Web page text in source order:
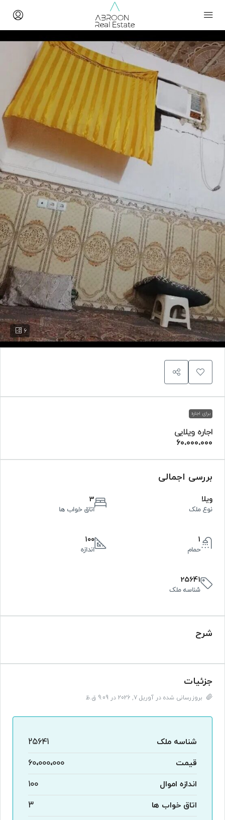
6
برای اجاره
اجاره ویلایی
۶۰،۰۰۰،۰۰۰
بررسی اجمالی
ویلا
نوع ملک
3
اتاق خواب ها
1
حمام
۱۰۰
اندازه
25641
شناسه ملک
شرح
جزئیات
بروزرسانی شده در آوریل 7, 2026 در 9:09 ق.ظ
شناسه ملک
25641
قیمت
۶۰،۰۰۰،۰۰۰
اندازه اموال
۱۰۰
اتاق خواب ها
3